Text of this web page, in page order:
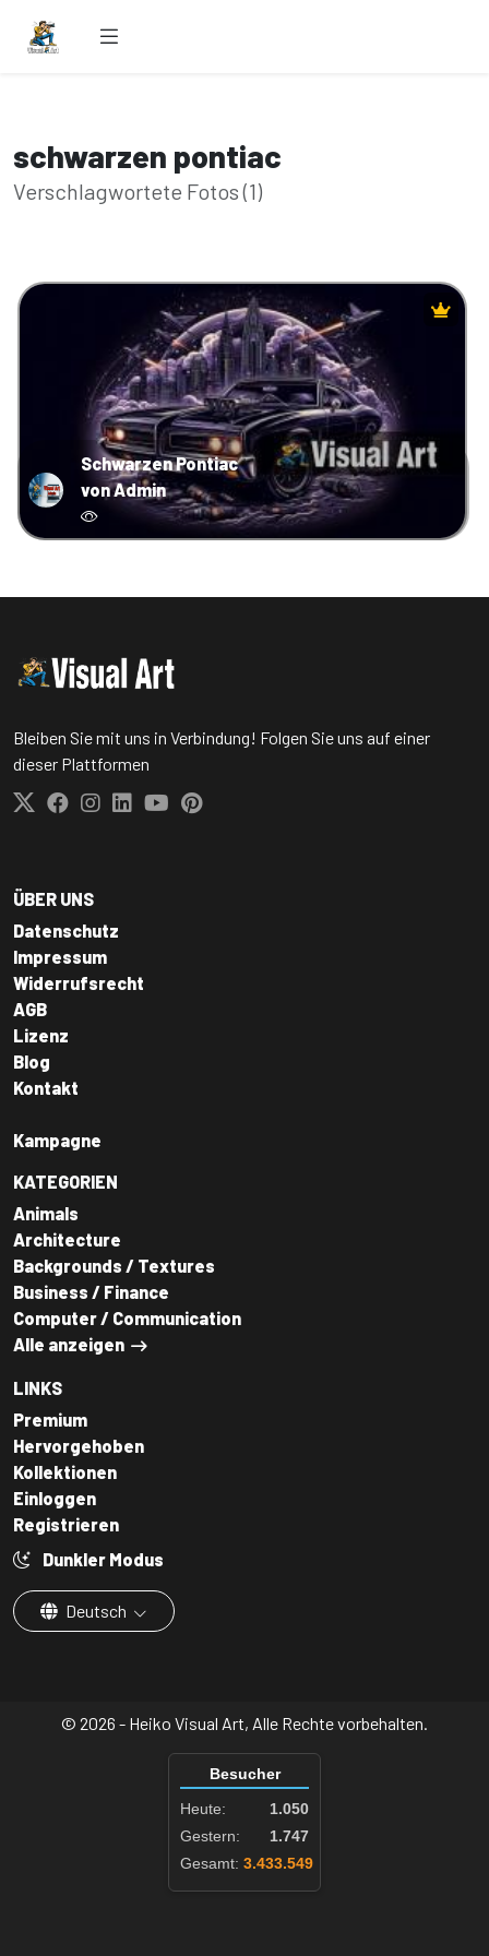
schwarzen pontiac
Verschlagwortete Fotos (1)
Schwarzen Pontiac
von Admin
Bleiben Sie mit uns in Verbindung! Folgen Sie uns auf einer
dieser Plattformen
ÜBER UNS
Datenschutz
Impressum
Widerrufsrecht
AGB
Lizenz
Blog
Kontakt
Kampagne
KATEGORIEN
Animals
Architecture
Backgrounds / Textures
Business / Finance
Computer / Communication
Alle anzeigen
LINKS
Premium
Hervorgehoben
Kollektionen
Einloggen
Registrieren
Dunkler Modus
Deutsch
© 2026 - Heiko Visual Art, Alle Rechte vorbehalten.
Besucher
Heute:
1.050
Gestern:
1.747
Gesamt: 3.433.549